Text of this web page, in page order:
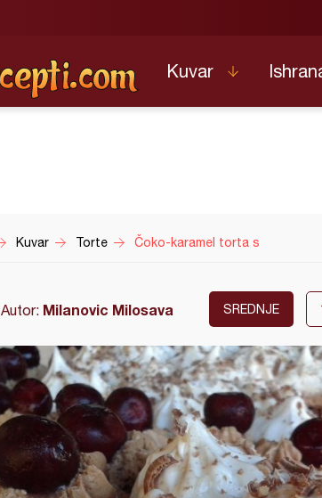
Kuvar
Kuvar Torte Čoko-karamel torta s
Autor: Milanovic Milosava SREDNJE